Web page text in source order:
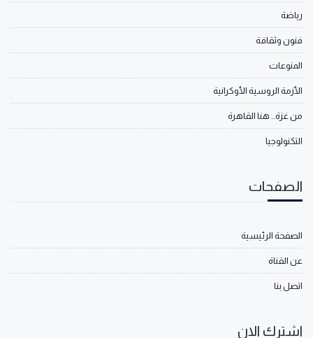
رياضة
فنون وثقافة
المنوعات
الأزمة الروسية الأوكرانية
من غزة.. هنا القاهرة
التكنولوجيا
الصفحات
الصفحة الرئيسية
عن القناة
اتصل بنا
اشترك الان